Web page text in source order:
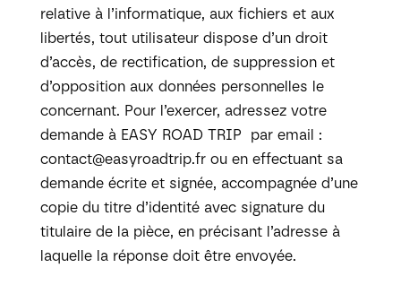
relative à l’informatique, aux fichiers et aux
libertés, tout utilisateur dispose d’un droit
d’accès, de rectification, de suppression et
d’opposition aux données personnelles le
concernant. Pour l’exercer, adressez votre
demande à EASY ROAD TRIP par email :
contact@easyroadtrip.fr ou en effectuant sa
demande écrite et signée, accompagnée d’une
copie du titre d’identité avec signature du
titulaire de la pièce, en précisant l’adresse à
laquelle la réponse doit être envoyée.